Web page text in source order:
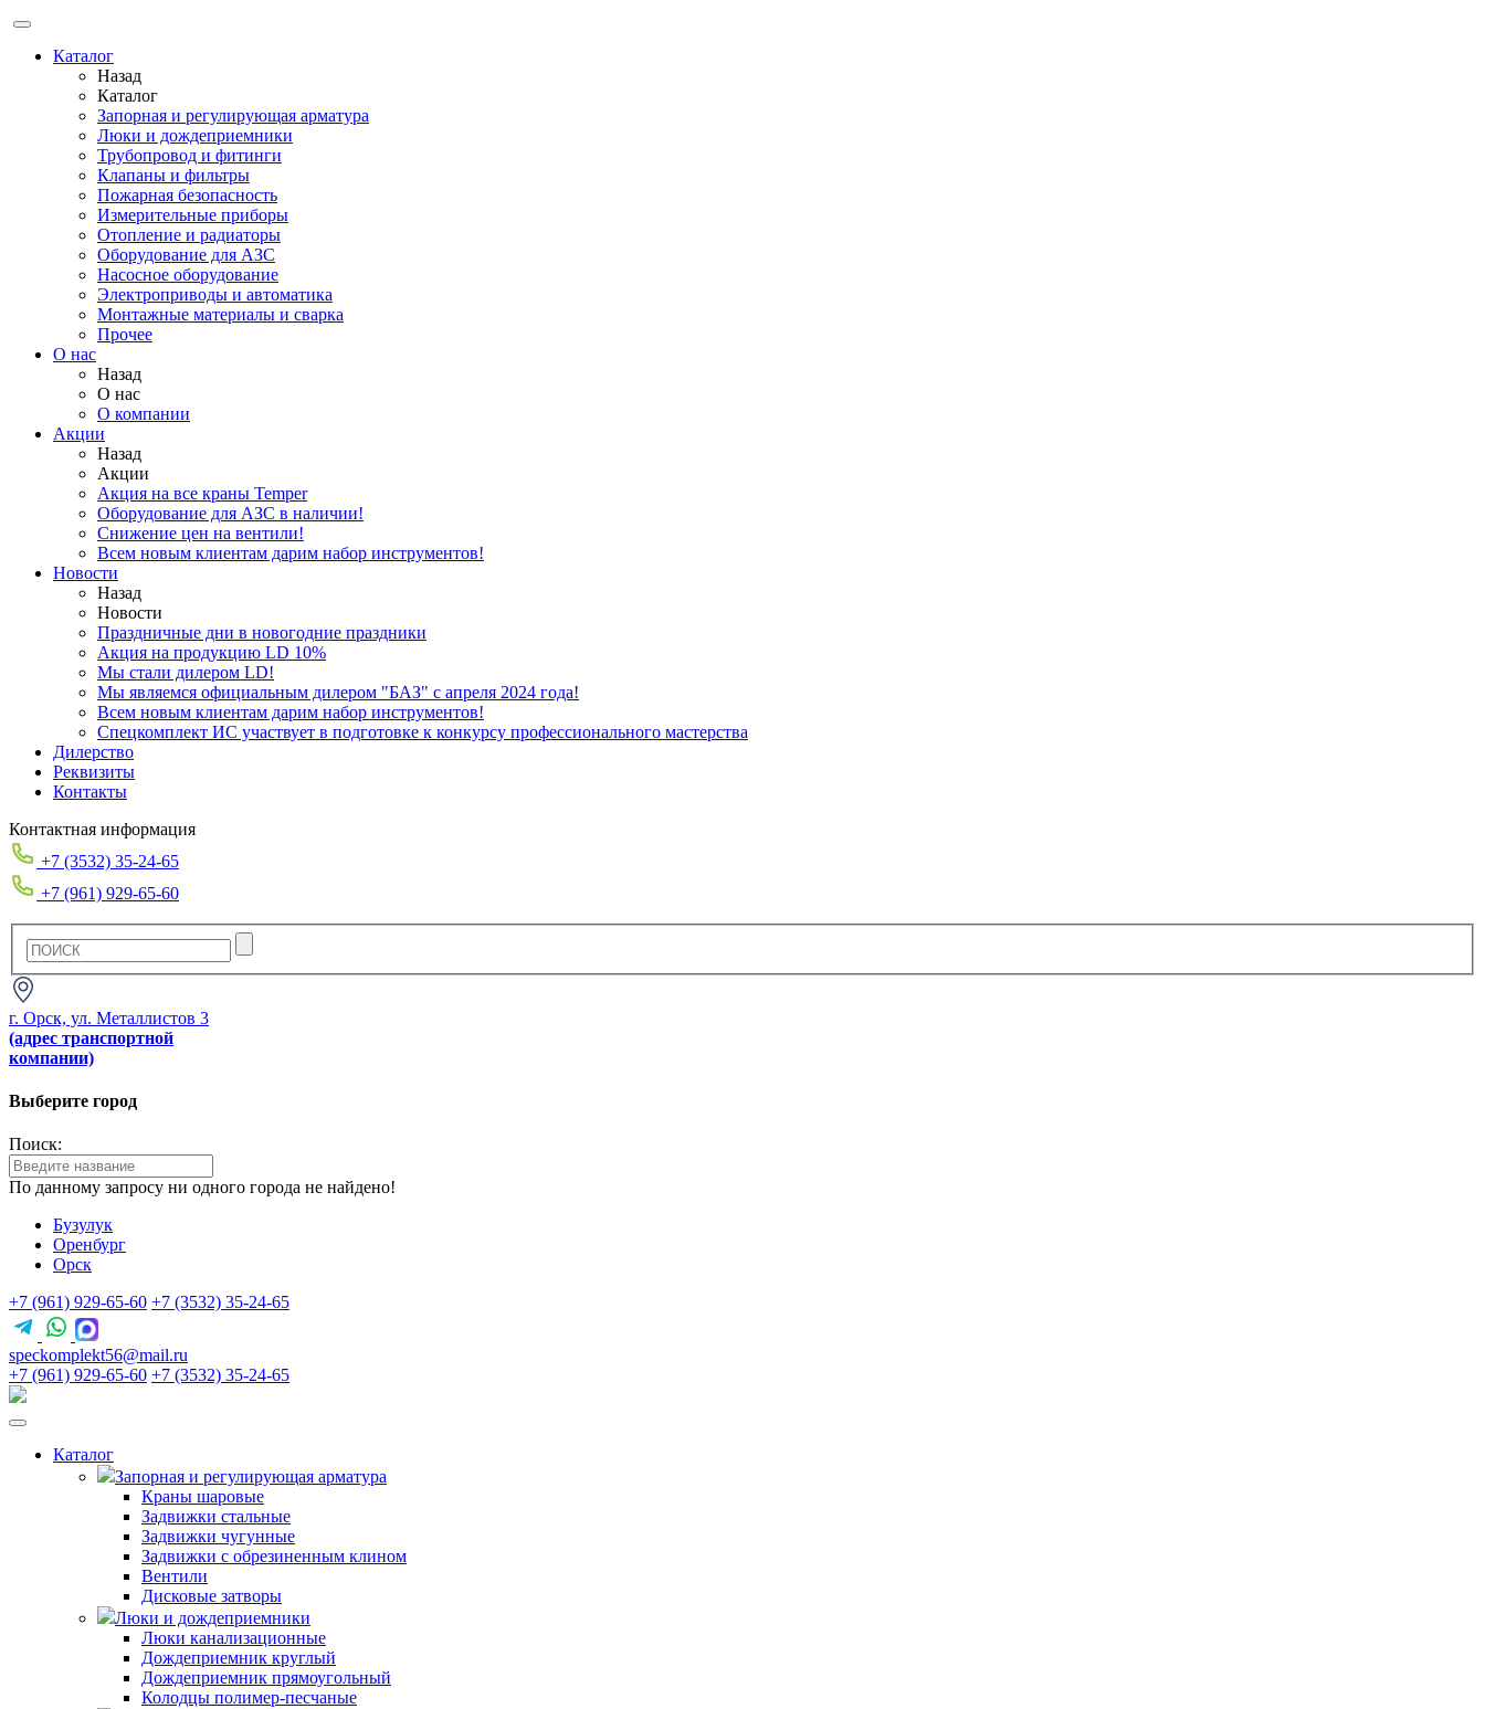
Каталог
Назад
Каталог
Запорная и регулирующая арматура
Люки и дождеприемники
Трубопровод и фитинги
Клапаны и фильтры
Пожарная безопасность
Измерительные приборы
Отопление и радиаторы
Оборудование для АЗС
Насосное оборудование
Электроприводы и автоматика
Монтажные материалы и сварка
Прочее
О нас
Назад
О нас
О компании
Акции
Назад
Акции
Акция на все краны Temper
Оборудование для АЗС в наличии!
Снижение цен на вентили!
Всем новым клиентам дарим набор инструментов!
Новости
Назад
Новости
Праздничные дни в новогодние праздники
Акция на продукцию LD 10%
Мы стали дилером LD!
Мы являемся официальным дилером "БАЗ" с апреля 2024 года!
Всем новым клиентам дарим набор инструментов!
Спецкомплект ИС участвует в подготовке к конкурсу профессионального мастерства
Дилерство
Реквизиты
Контакты
Контактная информация
+7 (3532) 35-24-65
+7 (961) 929-65-60
г. Орск, ул. Металлистов 3
(адрес транспортной
компании)
Выберите город
Поиск:
По данному запросу ни одного города не найдено!
Бузулук
Оренбург
Орск
+7 (961) 929-65-60 +7 (3532) 35-24-65
speckomplekt56@mail.ru
+7 (961) 929-65-60 +7 (3532) 35-24-65
Каталог
Запорная и регулирующая арматура
Краны шаровые
Задвижки стальные
Задвижки чугунные
Задвижки с обрезиненным клином
Вентили
Дисковые затворы
Люки и дождеприемники
Люки канализационные
Дождеприемник круглый
Дождеприемник прямоугольный
Колодцы полимер-песчаные